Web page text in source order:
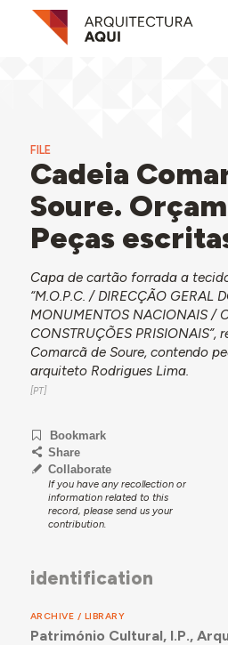
FILE
Cadeia
Soure.
Peças
Capa de cartão forrada a
“M.O.P.C. / DIRECÇÃO GERAL
MONUMENTOS NACIONAIS /
CONSTRUÇÕES PRISIONAIS”,
Comarcã de Soure, contendo
arquiteto Rodrigues Lima.
Bookmark
Share
Collaborate
If you have any recollection or
information related to this
record, please send us your
contribution.
identification
ARCHIVE / LIBRARY
Património Cultural, I.P.,